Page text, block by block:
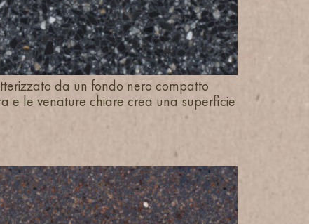
da un fondo nero compatto
e le venature chiare crea una superficie